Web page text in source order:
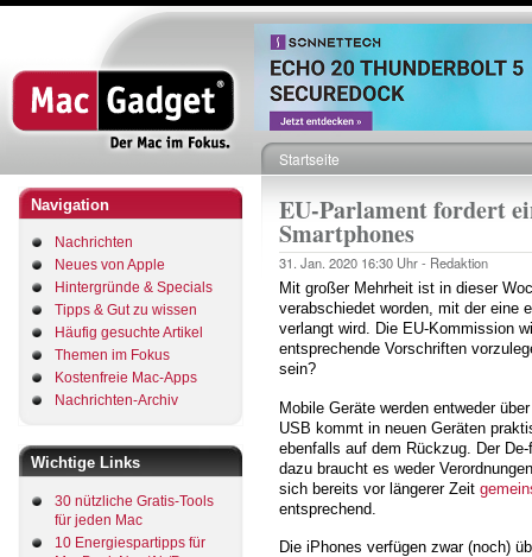
Direkt
zum
Inhalt
Navigation
Nachrichten
Neues von Apple
Hintergründe & Specials
Tipps & Gut zu wissen
Häufig gesuchte Artikel
Themen im Fokus
Kostenfreie Mac-Apps
Nachrichten-Archiv
Wichtige Links
30 nützliche Gratis-Tools
für jeden Mac
10 Energiespartipps für
Pfadnavigation
Startseite
EU-Parlament fordert
Smartphones
31. Jan. 2020 16:30 Uhr - Redaktion
Mit großer Mehrheit ist in dieser
verabschiedet worden, mit der eine
verlangt wird. Die EU-Kommission
entsprechende Vorschriften
sein?
Mobile Geräte werden entweder
USB kommt in neuen Geräten
ebenfalls auf dem Rückzug. Der
dazu braucht es weder
sich bereits vor längerer Zeit
entsprechend.
Die iPhones verfügen zwar (noch)